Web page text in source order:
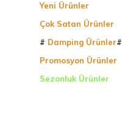
Yeni Ürünler
Çok Satan Ürünler
# Damping Ürünler#
Promosyon Ürünler
Sezonluk Ürünler